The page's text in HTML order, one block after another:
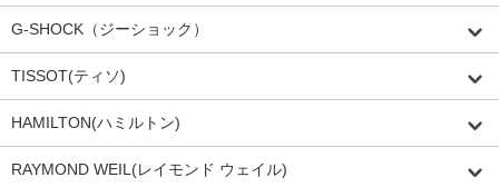
G-SHOCK（ジーショック）
TISSOT(ティソ)
HAMILTON(ハミルトン)
RAYMOND WEIL(レイモンド ウェイル)